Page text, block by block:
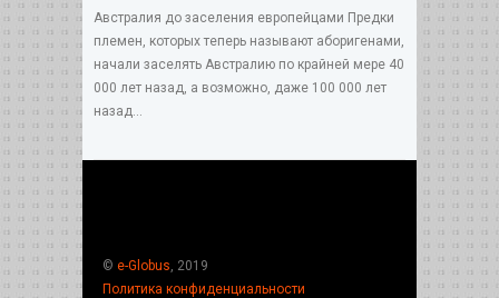
Австралия до заселения европейцами Предки
племен, которых теперь называют аборигенами,
начали заселять Австралию по крайней мере 40
000 лет назад, а возможно, даже 100 000 лет
назад...
© e-Globus , 2019
Политика конфиденциальности